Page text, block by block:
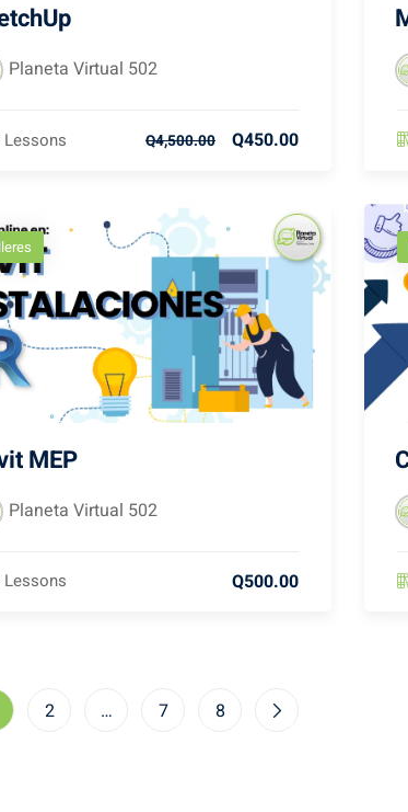
Planeta Virtual 502
Lessons Q4,500.00 Q450.00
MEP
Planeta Virtual 502
Lessons Q500.00
2 … 7 8